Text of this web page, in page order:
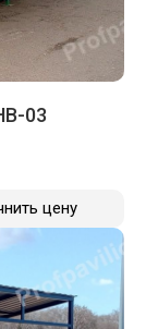
03
цену